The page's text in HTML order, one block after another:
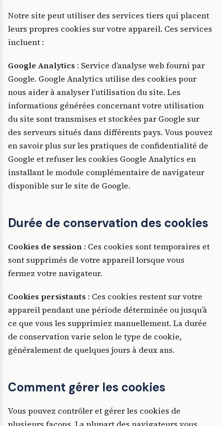
Notre site peut utiliser des services tiers qui placent
leurs propres cookies sur votre appareil. Ces services
incluent :
Google Analytics : Service d’analyse web fourni par
Google. Google Analytics utilise des cookies pour
nous aider à analyser l’utilisation du site. Les
informations générées concernant votre utilisation
du site sont transmises et stockées par Google sur
des serveurs situés dans différents pays. Vous pouvez
en savoir plus sur les pratiques de confidentialité de
Google et refuser les cookies Google Analytics en
installant le module complémentaire de navigateur
disponible sur le site de Google.
Durée de conservation des cookies
Cookies de session : Ces cookies sont temporaires et
sont supprimés de votre appareil lorsque vous
fermez votre navigateur.
Cookies persistants : Ces cookies restent sur votre
appareil pendant une période déterminée ou jusqu’à
ce que vous les supprimiez manuellement. La durée
de conservation varie selon le type de cookie,
généralement de quelques jours à deux ans.
Comment gérer les cookies
Vous pouvez contrôler et gérer les cookies de